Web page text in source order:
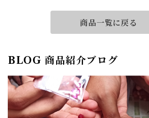
商品一覧に戻る
BLOG 商品紹介ブログ